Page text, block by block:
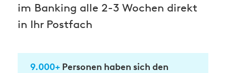
im Banking alle 2-3 Wochen direkt
in Ihr Postfach
9.000+ Personen haben sich den